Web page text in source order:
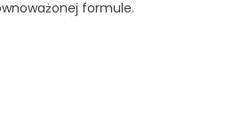
formule.